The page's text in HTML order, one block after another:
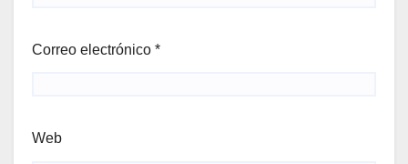
Correo electrónico *
Web